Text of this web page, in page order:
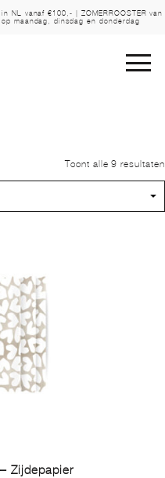
NL vanaf €100,- | ZOMERROOSTER van
maandag, dinsdag en donderdag
Toont alle 9 resultaten
Zijdepapier